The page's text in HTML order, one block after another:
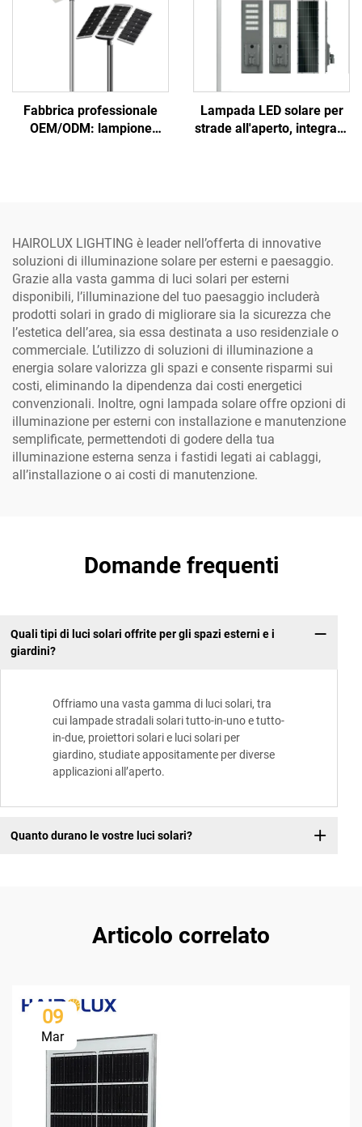
Fabbrica professionale
OEM/ODM: lampione
Lampada LED solare per
strade all'aperto, integrata
HAIROLUX LIGHTING è leader nell’offerta di innovative
soluzioni di illuminazione solare per esterni e paesaggio.
Grazie alla vasta gamma di luci solari per esterni
disponibili, l’illuminazione del tuo paesaggio includerà
prodotti solari in grado di migliorare sia la sicurezza che
l’estetica dell’area, sia essa destinata a uso residenziale o
commerciale. L’utilizzo di soluzioni di illuminazione a
energia solare valorizza gli spazi e consente risparmi sui
costi, eliminando la dipendenza dai costi energetici
convenzionali. Inoltre, ogni lampada solare offre opzioni di
illuminazione per esterni con installazione e manutenzione
semplificate, permettendoti di godere della tua
illuminazione esterna senza i fastidi legati ai cablaggi,
all’installazione o ai costi di manutenzione.
Domande frequenti
Quali tipi di luci solari offrite per gli spazi esterni e i
giardini?
Offriamo una vasta gamma di luci solari, tra
cui lampade stradali solari tutto-in-uno e tutto-
in-due, proiettori solari e luci solari per
giardino, studiate appositamente per diverse
applicazioni all’aperto.
Quanto durano le vostre luci solari?
Articolo correlato
09
Mar